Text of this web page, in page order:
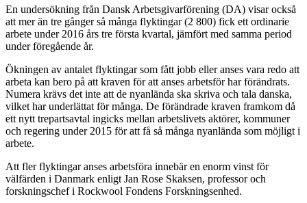
En undersökning från Dansk Arbetsgivarförening (DA) visar också
att mer än tre gånger så många flyktingar (2 800) fick ett ordinarie
arbete under 2016 års tre första kvartal, jämfört med samma period
under föregående år.
Ökningen av antalet flyktingar som fått jobb eller anses vara redo att
arbeta kan bero på att kraven för att anses arbetsför har förändrats.
Numera krävs det inte att de nyanlända ska skriva och tala danska,
vilket har underlättat för många. De förändrade kraven framkom då
ett nytt trepartsavtal ingicks mellan arbetslivets aktörer, kommuner
och regering under 2015 för att få så många nyanlända som möjligt i
arbete.
Att fler flyktingar anses arbetsföra innebär en enorm vinst för
välfärden i Danmark enligt Jan Rose Skaksen, professor och
forskningschef i Rockwool Fondens Forskningsenhed.